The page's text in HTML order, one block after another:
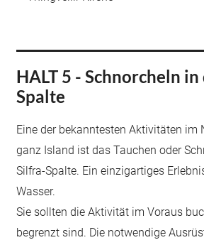
HALT 5 - Schnorcheln
Spalte
Eine der bekanntesten Aktivitäten im
ganz Island ist das Tauchen oder
Silfra-Spalte. Ein einzigartiges
Wasser.
Sie sollten die Aktivität im Voraus
begrenzt sind. Die notwendige